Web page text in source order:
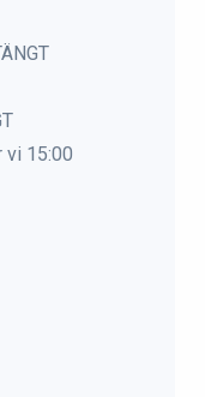
vi 15:00